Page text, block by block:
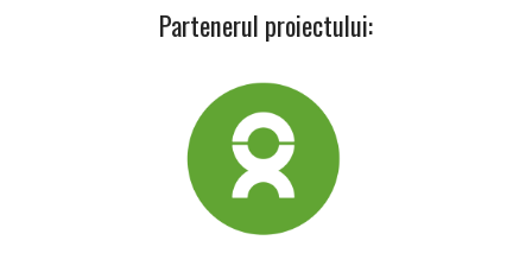
Partenerul proiectului: